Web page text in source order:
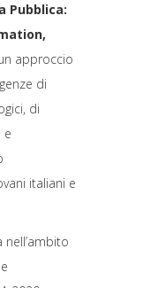
Pubblica:
approccio
di
di
e
italiani e
nell’ambito